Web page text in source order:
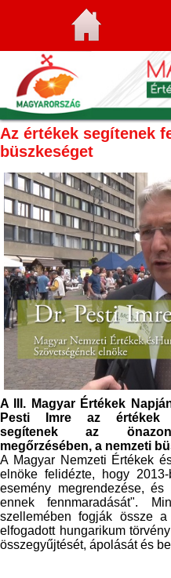
Az értékek segítenek
büszkeséget
A III. Magyar Értékek
Pesti Imre az értékek
segítenek az
megőrzésében, a nemzeti
A Magyar Nemzeti Értékek
elnöke felidézte, hogy
esemény megrendezése,
ennek fennmaradását".
szellemében fogják össze
elfogadott hungarikum
összegyűjtését, ápolását és